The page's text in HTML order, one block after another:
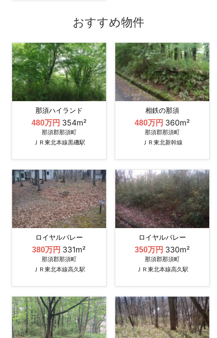
おすすめ物件
那須ハイランド
480万円 354m²
那須郡那須町
ＪＲ東北本線黒磯駅
相鉄の那須
480万円 360m²
那須郡那須町
ＪＲ東北新幹線
ロイヤルバレー
380万円 331m²
那須郡那須町
ＪＲ東北本線高久駅
ロイヤルバレー
350万円 330m²
那須郡那須町
ＪＲ東北本線高久駅